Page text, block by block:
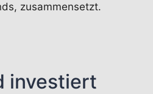
zusammensetzt.
investiert